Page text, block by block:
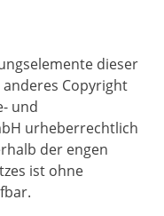
dieser
Copyright
und
urheberrechtlich
der engen
ist ohne